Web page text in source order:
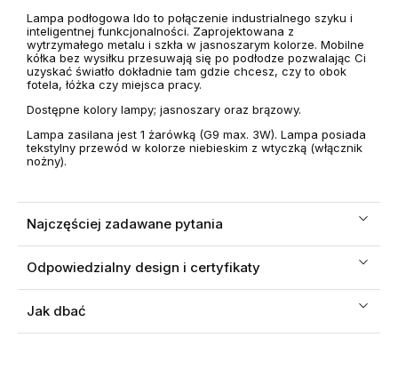
Lampa podłogowa Ido to połączenie industrialnego szyku i
inteligentnej funkcjonalności. Zaprojektowana z
wytrzymałego metalu i szkła w jasnoszarym kolorze. Mobilne
kółka bez wysiłku przesuwają się po podłodze pozwalając Ci
uzyskać światło dokładnie tam gdzie chcesz, czy to obok
fotela, łóżka czy miejsca pracy.
Dostępne kolory lampy; jasnoszary oraz brązowy.
Lampa zasilana jest 1 żarówką (G9 max. 3W). Lampa posiada
tekstylny przewód w kolorze niebieskim z wtyczką (włącznik
nożny).
Najczęściej zadawane pytania
Odpowiedzialny design i certyfikaty
Jak dbać